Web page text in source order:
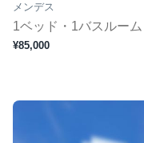
メンデス
1ベッド・1バスルーム
¥85,000